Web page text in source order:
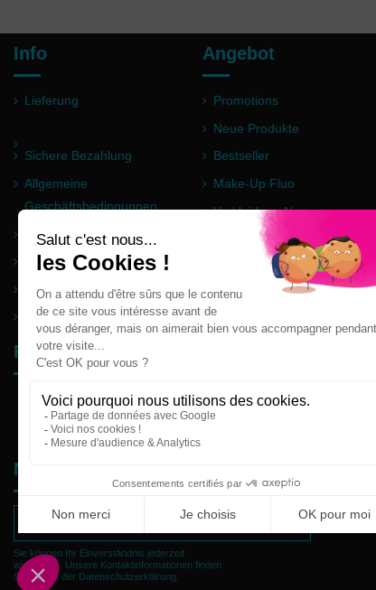
Info
Lieferung
Sichere Bezahlung
Allgemeine
Geschäftsbedingungen
Impressum
Häufig gestellte Fragen
Partner
Seitenverzeichnis
Angebot
Promotions
Neue Produkte
Bestseller
Make-Up Fluo
Verkleidung Neon
Pulver Holi
Follow us
Newsletter
Sie können Ihr Einverständnis jederzeit
widerrufen. Unsere Kontaktinformationen finden
Sie u. a. in der Datenschutzerklärung.